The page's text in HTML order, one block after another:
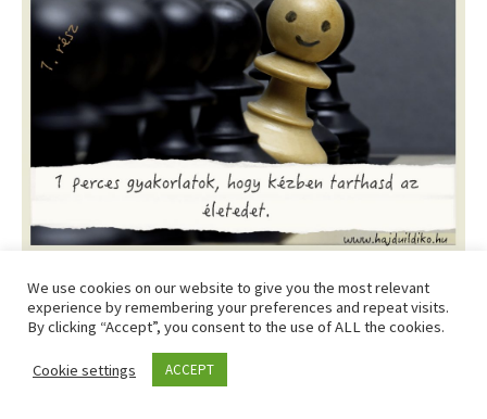
fejedben kell változni!
Lobbizok a jobb agyfélteke mellett.
We use cookies on our website to give you the most relevant
experience by remembering your preferences and repeat visits.
By clicking “Accept”, you consent to the use of ALL the cookies.
Cookie settings ACCEPT